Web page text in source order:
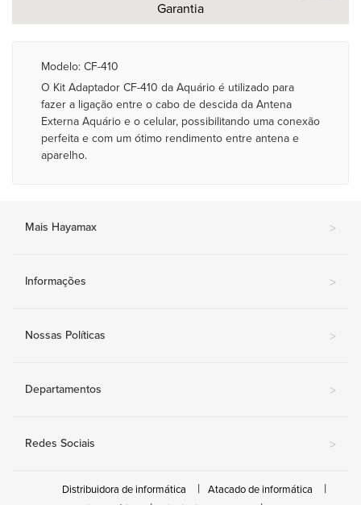
Garantia
Modelo: CF-410
O Kit Adaptador CF-410 da Aquário é utilizado para
fazer a ligação entre o cabo de descida da Antena
Externa Aquário e o celular, possibilitando uma conexão
perfeita e com um ótimo rendimento entre antena e
aparelho.
Mais Hayamax >
Informações >
Nossas Políticas >
Departamentos >
Redes Sociais >
Distribuidora de informática
Atacado de informática